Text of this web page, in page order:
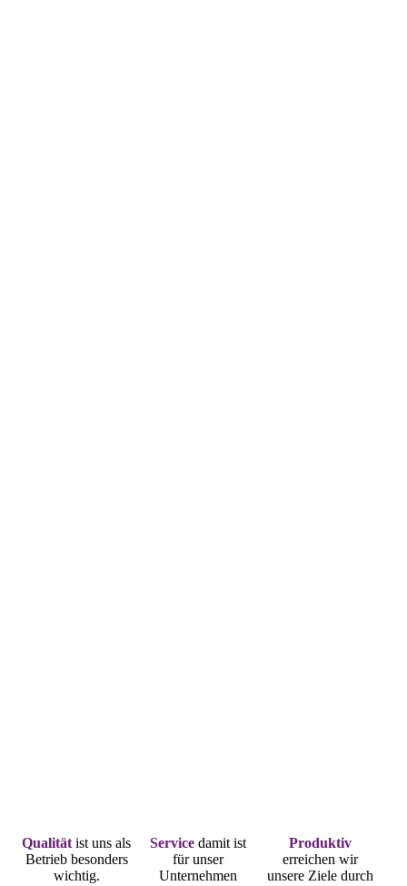
Qualität ist uns als
Betrieb besonders
wichtig.
Service damit ist
für unser
Unternehmen
Produktiv
erreichen wir
unsere Ziele durch